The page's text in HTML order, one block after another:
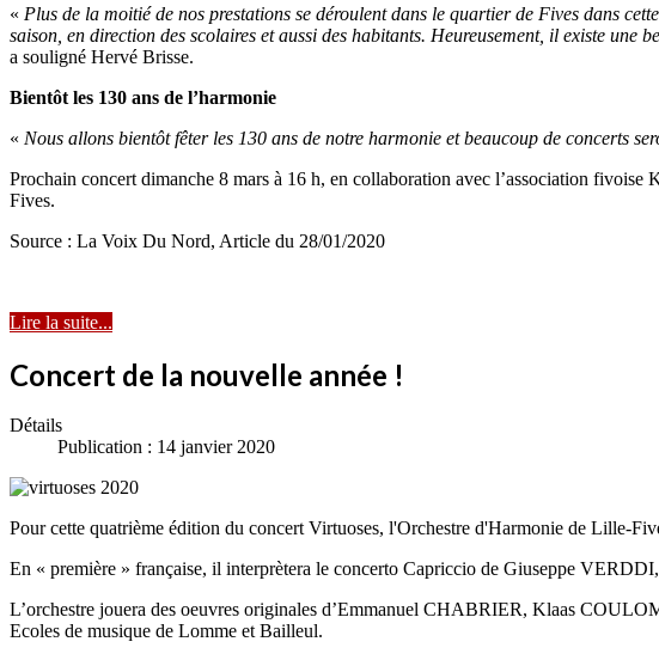
« Plus de la moitié de nos prestations se déroulent dans le quartier de Fives dans
saison, en direction des scolaires et aussi des habitants. Heureusement, il existe
a souligné Hervé Brisse.
Bientôt les 130 ans de l’harmonie
« Nous allons bientôt fêter les 130 ans de notre harmonie et beaucoup de concerts
Prochain concert dimanche 8 mars à 16 h, en collaboration avec l’association
Fives.
Source : La Voix Du Nord, Article du 28/01/2020
Lire la suite...
Concert de la nouvelle année !
Détails
Publication : 14 janvier 2020
Pour cette quatrième édition du concert Virtuoses, l'Orchestre d'Harmonie de Lille-
En « première » française, il interprètera le concerto Capriccio de Giuseppe
L’orchestre jouera des oeuvres originales d’Emmanuel CHABRIER, Klaas
Ecoles de musique de Lomme et Bailleul.